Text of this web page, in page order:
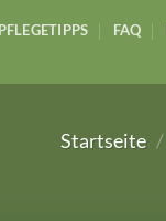
PFLEGETIPPS FAQ
Startseite /